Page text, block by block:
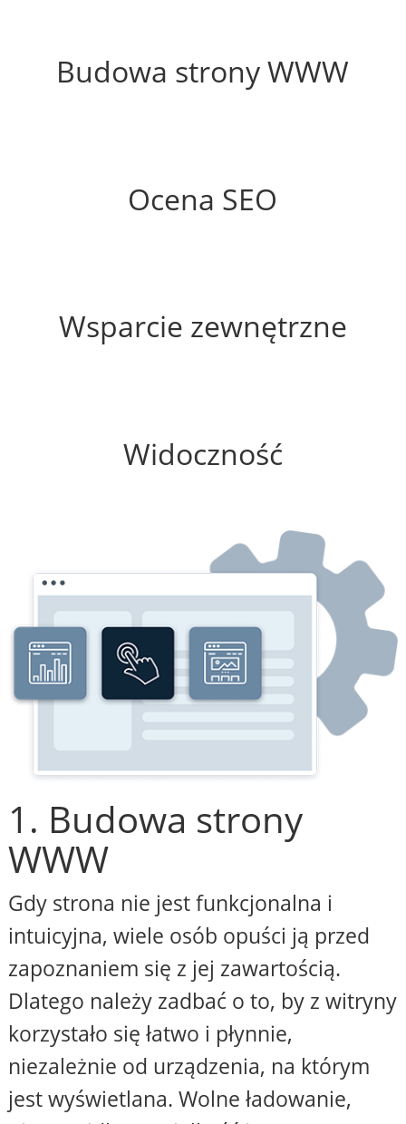
Budowa strony WWW
Ocena SEO
Wsparcie zewnętrzne
Widoczność
1. Budowa strony
WWW
Gdy strona nie jest funkcjonalna i
intuicyjna, wiele osób opuści ją przed
zapoznaniem się z jej zawartością.
Dlatego należy zadbać o to, by z witryny
korzystało się łatwo i płynnie,
niezależnie od urządzenia, na którym
jest wyświetlana. Wolne ładowanie,